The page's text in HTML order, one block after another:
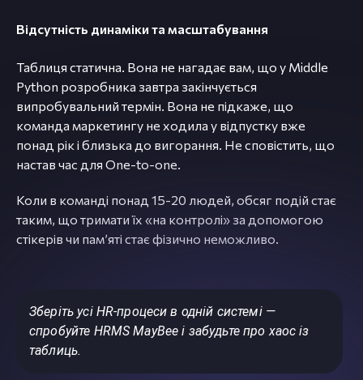
Відсутність динаміки та масштабування
Таблиця статична. Вона не нагадає вам, що у Middle
Python розробника завтра закінчується
випробувальний термін. Вона не підкаже, що
команда маркетингу не ходила у відпустку вже
понад рік і близька до вигорання. Не сповістить, що
настав час для One-to-one.
Коли в команді понад 15-20 людей, обсяг подій стає
таким, що тримати їх «на контролі» за допомогою
стікерів чи памʼяті стає фізично неможливо.
Зберіть усі HR-процеси в одній системі —
спробуйте HRMS MayBee і забудьте про хаос із
таблиць.